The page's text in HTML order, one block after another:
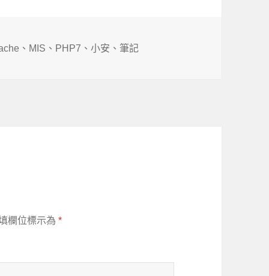
、 MIS 、 PHP7 、小安 、筆記
欄位標示為*